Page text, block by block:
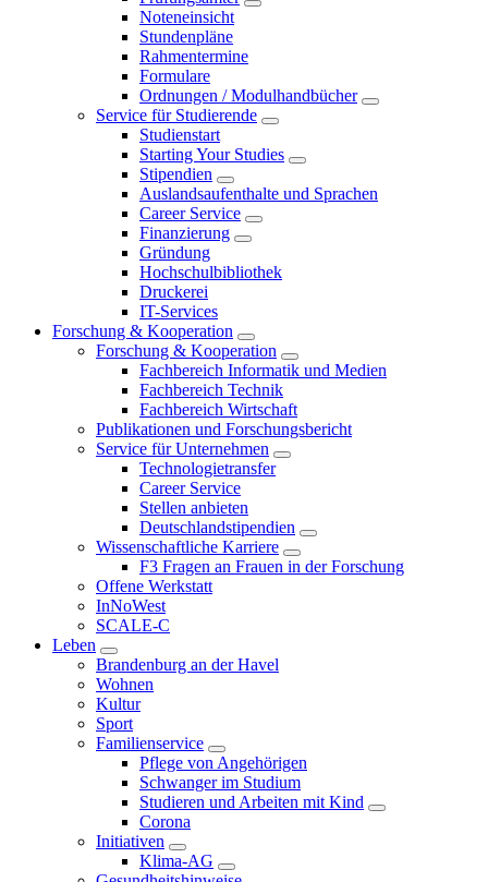
Noteneinsicht
Stundenpläne
Rahmentermine
Formulare
Ordnungen / Modulhandbücher
Service für Studierende
Studienstart
Starting Your Studies
Stipendien
Auslandsaufenthalte und Sprachen
Career Service
Finanzierung
Gründung
Hochschulbibliothek
Druckerei
IT-Services
Forschung & Kooperation
Forschung & Kooperation
Fachbereich Informatik und Medien
Fachbereich Technik
Fachbereich Wirtschaft
Publikationen und Forschungsbericht
Service für Unternehmen
Technologietransfer
Career Service
Stellen anbieten
Deutschlandstipendien
Wissenschaftliche Karriere
F3 Fragen an Frauen in der Forschung
Offene Werkstatt
InNoWest
SCALE-C
Leben
Brandenburg an der Havel
Wohnen
Kultur
Sport
Familienservice
Pflege von Angehörigen
Schwanger im Studium
Studieren und Arbeiten mit Kind
Corona
Initiativen
Klima-AG